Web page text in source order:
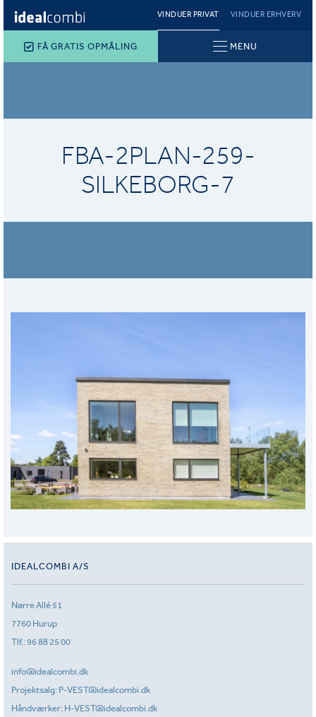
VINDUER PRIVAT VINDUER ERHVERV
FÅ GRATIS OPMÅLING MENU
FBA-2PLAN-259-
SILKEBORG-7
IDEALCOMBI A/S
Nørre Allé 51
7760 Hurup
Tlf.:96 88 25 00
info@idealcombi.dk
Projektsalg: P-VEST@idealcombi.dk
Håndværker: H-VEST@idealcombi.dk